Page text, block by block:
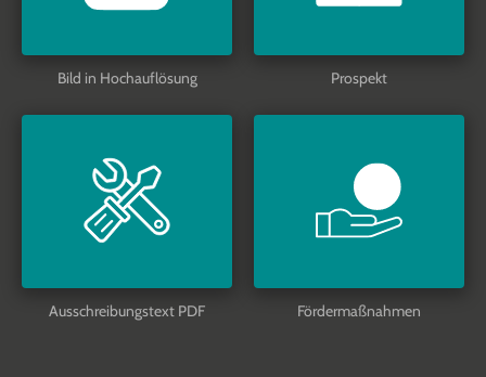
Bild in Hochauflösung Prospekt
Ausschreibungstext PDF Fördermaßnahmen